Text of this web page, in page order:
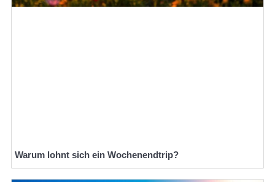
Warum lohnt sich ein Wochenendtrip?